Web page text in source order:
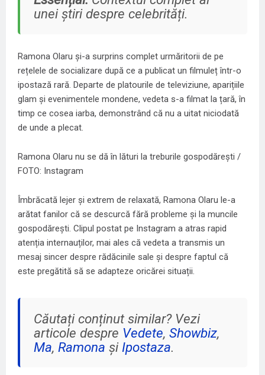
unei știri despre celebrități.
Ramona Olaru și-a surprins complet urmăritorii de pe
rețelele de socializare după ce a publicat un filmuleț într-o
ipostază rară. Departe de platourile de televiziune, aparițiile
glam și evenimentele mondene, vedeta s-a filmat la țară, în
timp ce cosea iarba, demonstrând că nu a uitat niciodată
de unde a plecat.
Ramona Olaru nu se dă în lături la treburile gospodărești /
FOTO: Instagram
Îmbrăcată lejer și extrem de relaxată, Ramona Olaru le-a
arătat fanilor că se descurcă fără probleme și la muncile
gospodărești. Clipul postat pe Instagram a atras rapid
atenția internauților, mai ales că vedeta a transmis un
mesaj sincer despre rădăcinile sale și despre faptul că
este pregătită să se adapteze oricărei situații.
Căutați conținut similar? Vezi
articole despre Vedete, Showbiz,
Ma, Ramona și Ipostaza.